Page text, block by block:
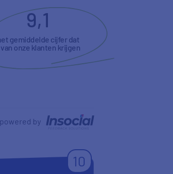
9,1
gemiddelde cijfer dat
onze klanten krijgen
powered by
10